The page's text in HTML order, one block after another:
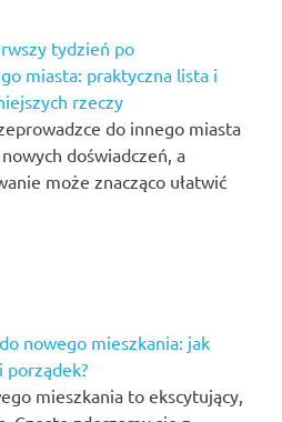
tydzień po
miasta: praktyczna lista i
rzeczy
do innego miasta
doświadczeń, a
może znacząco ułatwić
nowego mieszkania: jak
porządek?
mieszkania to ekscytujący,